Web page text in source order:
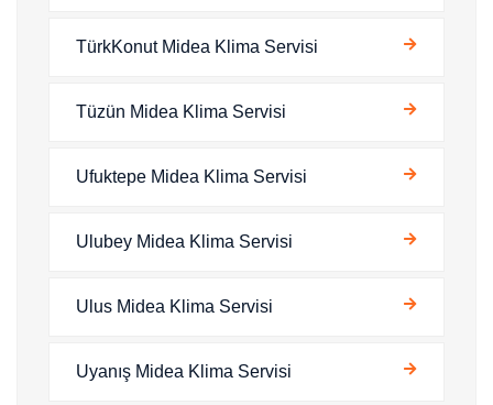
TürkKonut Midea Klima Servisi
Tüzün Midea Klima Servisi
Ufuktepe Midea Klima Servisi
Ulubey Midea Klima Servisi
Ulus Midea Klima Servisi
Uyanış Midea Klima Servisi